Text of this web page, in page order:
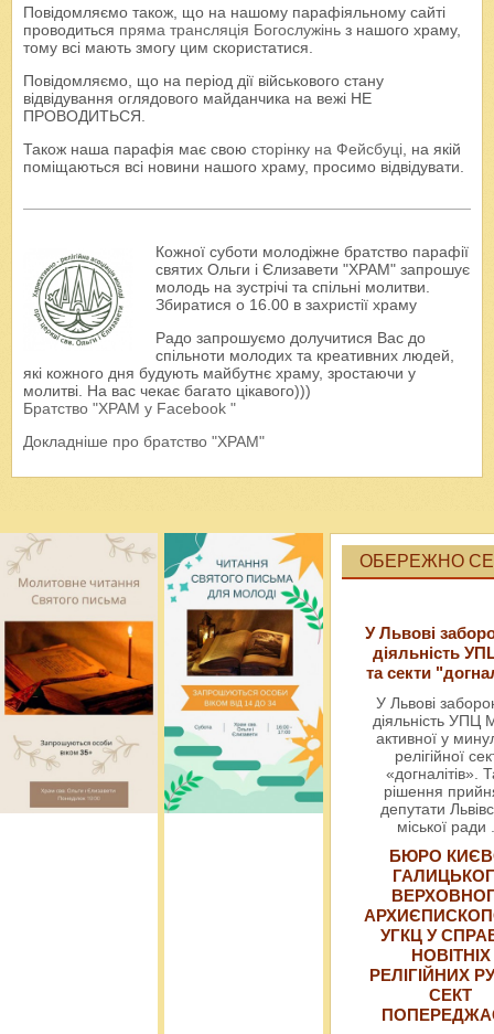
Повідомляємо також, що на нашому парафіяльному сайті
проводиться пряма трансляція Богослужінь з нашого храму,
тому всі мають змогу цим скористатися.
Повідомляємо, що на період дії військового стану
відвідування оглядового майданчика на вежі НЕ
ПРОВОДИТЬСЯ.
Також наша парафія має свою сторінку на Фейсбуці , на якій
поміщаються всі новини нашого храму, просимо відвідувати.
Кожної суботи молодіжне братство парафії
святих Ольги і Єлизавети "ХРАМ" запрошує
молодь на зустрічі та спільні молитви.
Збиратися о 16.00 в захристії храму
Радо запрошуємо долучитися Вас до
спільноти молодих та креативних людей,
які кожного дня будують майбутнє храму, зростаючи у
молитві. На вас чекає багато цікавого)))
Братство "ХРАМ у Facebook "
Докладніше про братство "ХРАМ"
ОБЕРЕЖНО
У Львові
діяльність
та секти
У Львові
діяльність УПЦ
активної у
релігійної
«догналітів».
рішення
депутати
міської ради
БЮРО
УГКЦ У
НОВІТНІХ
РЕЛІГІЙНИХ
СЕКТ